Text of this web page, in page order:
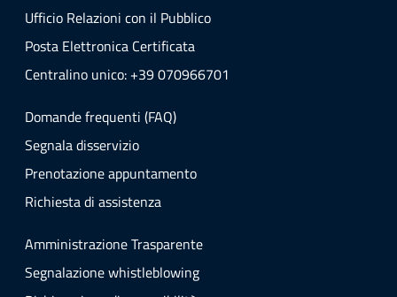
Ufficio Relazioni con il Pubblico
Posta Elettronica Certificata
Centralino unico: +39 070966701
Domande frequenti (FAQ)
Segnala disservizio
Prenotazione appuntamento
Richiesta di assistenza
Amministrazione Trasparente
Segnalazione whistleblowing